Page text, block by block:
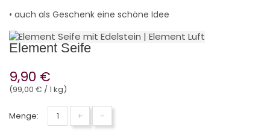
• auch als Geschenk eine schöne Idee
Element Seife
9,90 €
(99,00 € / 1 kg)
Menge: + -